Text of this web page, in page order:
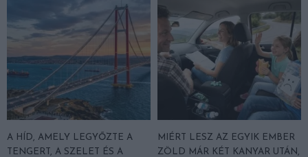
A HÍD, AMELY LEGYŐZTE A
TENGERT, A SZELET ÉS A
MIÉRT LESZ AZ EGYIK EMBER
ZÖLD MÁR KÉT KANYAR UTÁN,